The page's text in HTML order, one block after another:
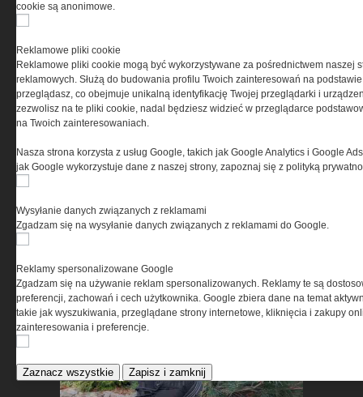
Retraktory Gear Keeper –
dlaczego coraz częściej
zastępują klasyczne smycze
taktyczne?
mówi prawo i jak wybrać
właściwy sprzęt
cookie są anonimowe.
Reklamowe pliki cookie
Reklamowe pliki cookie mogą być wykorzystywane za pośrednictwem naszej
reklamowych. Służą do budowania profilu Twoich zainteresowań na
przeglądasz, co obejmuje unikalną identyfikację Twojej przeglądarki i
zezwolisz na te pliki cookie, nadal będziesz widzieć w przeglądarce
na Twoich zainteresowaniach.
Nasza strona korzysta z usług Google, takich jak Google Analytics i Google
jak Google wykorzystuje dane z naszej strony, zapoznaj się z polityką
Wysyłanie danych związanych z reklamami
Zgadzam się na wysyłanie danych związanych z reklamami do Google.
Reklamy spersonalizowane Google
Zgadzam się na używanie reklam spersonalizowanych. Reklamy te są
preferencji, zachowań i cech użytkownika. Google zbiera dane na temat
takie jak wyszukiwania, przeglądane strony internetowe, kliknięcia i zakupy
zainteresowania i preferencje.
Zaznacz wszystkie Zapisz i zamknij